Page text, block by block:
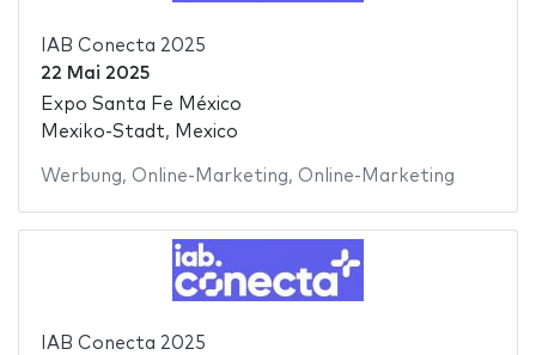
IAB Conecta 2025
22 Mai 2025
Expo Santa Fe México
Mexiko-Stadt, Mexico
Werbung, Online-Marketing, Online-Marketing
IAB Conecta 2025